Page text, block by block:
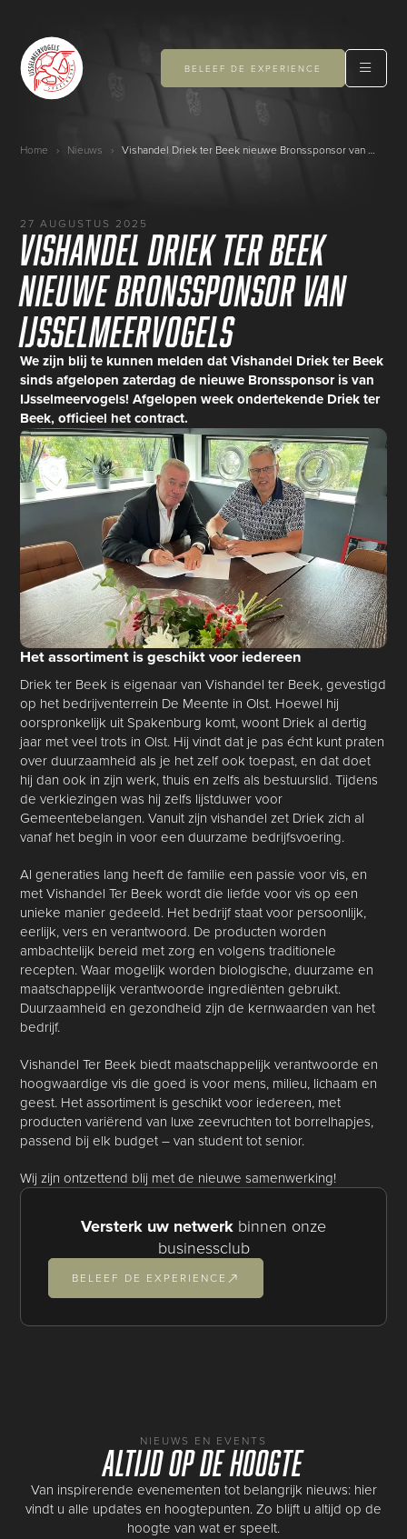
BELEEF DE EXPERIENCE
Home › Nieuws › Vishandel Driek ter Beek nieuwe Bronssponsor van IJsselmeervogels
27 AUGUSTUS 2025
Vishandel Driek ter Beek
nieuwe Bronssponsor van
IJsselmeervogels
We zijn blij te kunnen melden dat Vishandel Driek ter Beek
sinds afgelopen zaterdag de nieuwe Bronssponsor is van
IJsselmeervogels! Afgelopen week ondertekende Driek ter
Beek, officieel het contract.
Het assortiment is geschikt voor iedereen
Driek ter Beek is eigenaar van Vishandel ter Beek, gevestigd
op het bedrijventerrein De Meente in Olst. Hoewel hij
oorspronkelijk uit Spakenburg komt, woont Driek al dertig
jaar met veel trots in Olst. Hij vindt dat je pas écht kunt praten
over duurzaamheid als je het zelf ook toepast, en dat doet
hij dan ook in zijn werk, thuis en zelfs als bestuurslid. Tijdens
de verkiezingen was hij zelfs lijstduwer voor
Gemeentebelangen. Vanuit zijn vishandel zet Driek zich al
vanaf het begin in voor een duurzame bedrijfsvoering.
Al generaties lang heeft de familie een passie voor vis, en
met Vishandel Ter Beek wordt die liefde voor vis op een
unieke manier gedeeld. Het bedrijf staat voor persoonlijk,
eerlijk, vers en verantwoord. De producten worden
ambachtelijk bereid met zorg en volgens traditionele
recepten. Waar mogelijk worden biologische, duurzame en
maatschappelijk verantwoorde ingrediënten gebruikt.
Duurzaamheid en gezondheid zijn de kernwaarden van het
bedrijf.
Vishandel Ter Beek biedt maatschappelijk verantwoorde en
hoogwaardige vis die goed is voor mens, milieu, lichaam en
geest. Het assortiment is geschikt voor iedereen, met
producten variërend van luxe zeevruchten tot borrelhapjes,
passend bij elk budget – van student tot senior.
Wij zijn ontzettend blij met de nieuwe samenwerking!
Versterk uw netwerk binnen onze
businessclub
BELEEF DE EXPERIENCE
NIEUWS EN EVENTS
Altijd op de hoogte
Van inspirerende evenementen tot belangrijk nieuws: hier
vindt u alle updates en hoogtepunten. Zo blijft u altijd op de
hoogte van wat er speelt.